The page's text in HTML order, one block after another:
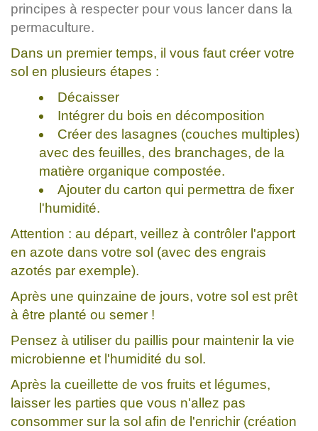
principes à respecter pour vous lancer dans la
permaculture.
Dans un premier temps, il vous faut créer votre
sol en plusieurs étapes :
Décaisser
Intégrer du bois en décomposition
Créer des lasagnes (couches multiples)
avec des feuilles, des branchages, de la
matière organique compostée.
Ajouter du carton qui permettra de fixer
l'humidité.
Attention : au départ, veillez à contrôler l'apport
en azote dans votre sol (avec des engrais
azotés par exemple).
Après une quinzaine de jours, votre sol est prêt
à être planté ou semer !
Pensez à utiliser du paillis pour maintenir la vie
microbienne et l'humidité du sol.
Après la cueillette de vos fruits et légumes,
laisser les parties que vous n'allez pas
consommer sur la sol afin de l'enrichir (création